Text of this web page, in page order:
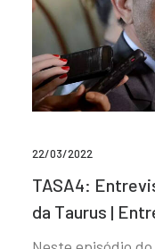
22/03/2022
TASA4:
da Taurus |